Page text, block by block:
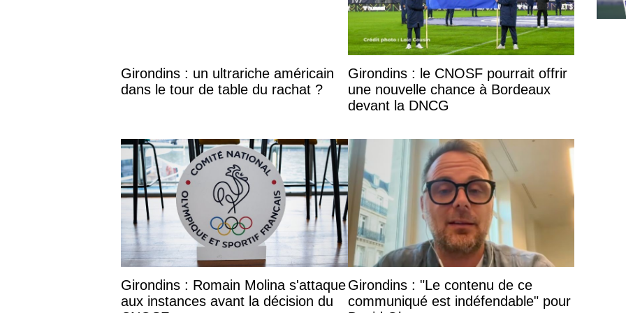
Girondins : un ultrariche américain
dans le tour de table du rachat ?
Girondins : le CNOSF pourrait offrir
une nouvelle chance à Bordeaux
devant la DNCG
Girondins : Romain Molina s'attaque
aux instances avant la décision du
Girondins : "Le contenu de ce
communiqué est indéfendable" pour